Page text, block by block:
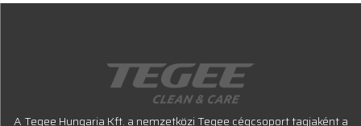
A Tegee Hungaria Kft. a nemzetközi Tegee cégcsoport tagjaként a